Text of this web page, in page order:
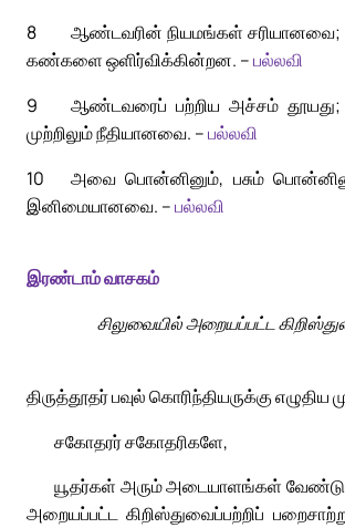
8
ஆண்டவரின் நியமங்கள்
கண்களை ஒளிர்விக்கின்றன. –பல்லவி
9
ஆண்டவரைப் பற்றிய அச்சம்
முற்றிலும் நீதியானவை. –பல்லவி
10
அவை பொன்னினும், பசும்
இனிமையானவை. –பல்லவி
இரண்டாம் வாசகம்
சிலுவையில் அறையப்பட்ட
திருத்தூதர் பவுல் கொரிந்தியருக்கு எழுதிய
சகோதரர் சகோதரிகளே,
யூதர்கள் அரும் அடையாளங்கள்
அறையப்பட்ட கிறிஸ்துவைப்பற்றிப்